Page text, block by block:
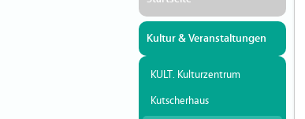
Kultur & Veranstaltungen
KULT. Kulturzentrum
Kutscherhaus